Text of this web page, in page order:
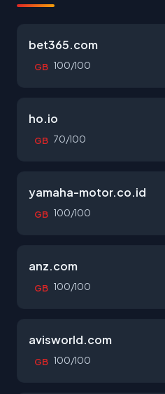
bet365.com
GB 100/100
ho.io
GB 70/100
yamaha-motor.co.id
GB 100/100
anz.com
GB 100/100
avisworld.com
GB 100/100